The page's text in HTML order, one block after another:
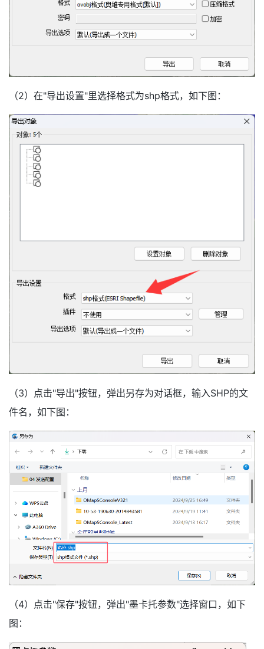
（2）在"导出设置"里选择格式为shp格式，如下图：
（3）点击"导出"按钮，弹出另存为对话框，输入SHP的文
件名，如下图：
（4）点击"保存"按钮，弹出"墨卡托参数"选择窗口，如下
图：